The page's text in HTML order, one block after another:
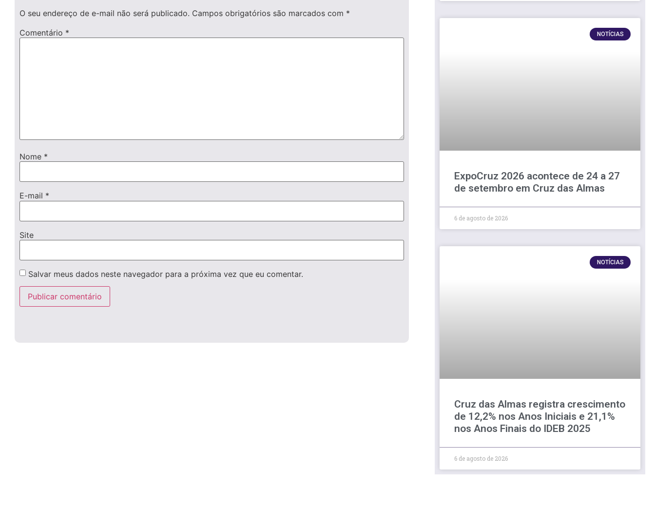
O seu endereço de e-mail não será publicado. Campos obrigatórios são marcados com *
Comentário *
Nome *
E-mail *
Site
Salvar meus dados neste navegador para a próxima vez que eu comentar.
NOTÍCIAS
ExpoCruz 2026 acontece de 24 a 27
de setembro em Cruz das Almas
6 de agosto de 2026
NOTÍCIAS
Cruz das Almas registra crescimento
de 12,2% nos Anos Iniciais e 21,1%
nos Anos Finais do IDEB 2025
6 de agosto de 2026